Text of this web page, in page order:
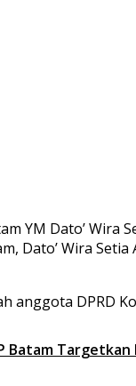
YM Dato’
Dato’ Wira
anggota DPRD
Batam